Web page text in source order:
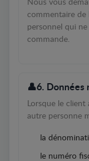
Nous vous
commentaire de
personnel qui ne
commande.
6. Données
Lorsque le client
autre personne
la
le numéro